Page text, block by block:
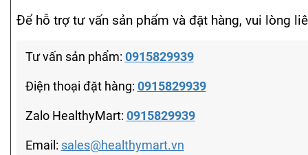
Để hỗ trợ tư vấn sản phẩm và đặt hàng, vui lòng
Tư vấn sản phẩm: 0915829939
Điện thoại đặt hàng: 0915829939
Zalo HealthyMart: 0915829939
Email: sales@healthymart.vn